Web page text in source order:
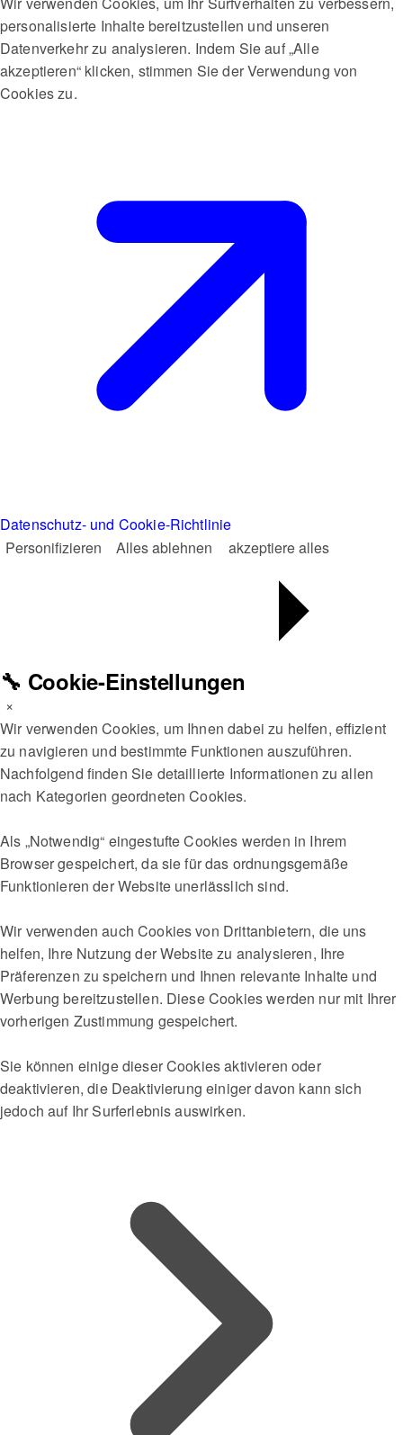
personalisierte Inhalte bereitzustellen und unseren
Datenverkehr zu analysieren. Indem Sie auf „Alle
akzeptieren“ klicken, stimmen Sie der Verwendung von
Cookies zu.
Datenschutz- und Cookie-Richtlinie
Personifizieren
Alles ablehnen akzeptiere alles
🔧 Cookie-Einstellungen
×
Wir verwenden Cookies, um Ihnen dabei zu helfen, effizient
zu navigieren und bestimmte Funktionen auszuführen.
Nachfolgend finden Sie detaillierte Informationen zu allen
nach Kategorien geordneten Cookies.
Als „Notwendig“ eingestufte Cookies werden in Ihrem
Browser gespeichert, da sie für das ordnungsgemäße
Funktionieren der Website unerlässlich sind.
Wir verwenden auch Cookies von Drittanbietern, die uns
helfen, Ihre Nutzung der Website zu analysieren, Ihre
Präferenzen zu speichern und Ihnen relevante Inhalte und
Werbung bereitzustellen. Diese Cookies werden nur mit Ihrer
vorherigen Zustimmung gespeichert.
Sie können einige dieser Cookies aktivieren oder
deaktivieren, die Deaktivierung einiger davon kann sich
jedoch auf Ihr Surferlebnis auswirken.